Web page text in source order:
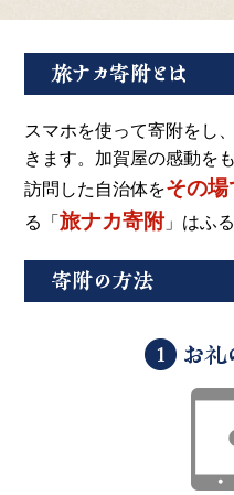
スマホを使って寄附をし
きます。加賀屋の感動を
訪問した自治体をその場
る「旅ナカ寄附」はふ